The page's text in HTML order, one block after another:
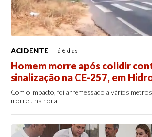
ACIDENTE Há 6 dias
Homem morre após colidir
sinalização na CE-257, em
Com o impacto, foi arremessado a vários
morreu na hora